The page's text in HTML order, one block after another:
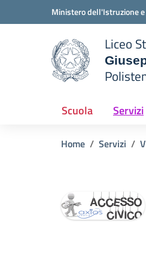
Vai ai contenuti
Vai al menu di navigazione
Ministero dell'Istruzione
scuola
Liceo
Scuola Servizi
Home Servizi